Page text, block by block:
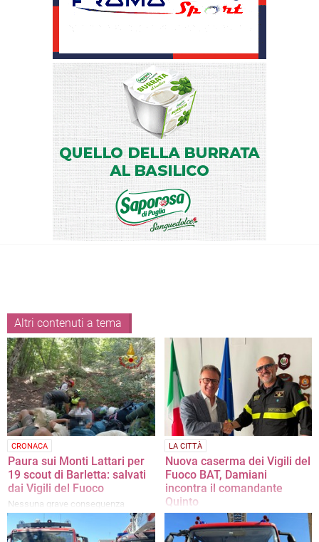
Altri contenuti a tema
CRONACA
Paura sui Monti Lattari per
19 scout di Barletta: salvati
dai Vigili del Fuoco
Nessuna grave conseguenza
LA CITTÀ
Nuova caserma dei Vigili del
Fuoco BAT, Damiani
incontra il comandante
Quinto
Al centro dell’incontro i lavori della
nuova sede provinciale